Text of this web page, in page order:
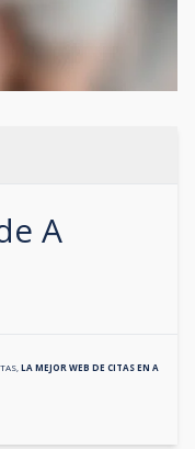
A
,LA MEJOR WEB DE CITAS EN A